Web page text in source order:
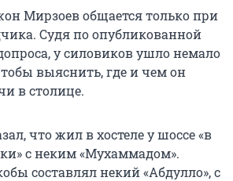
Мирзоев общается только при
Судя по опубликованной
у силовиков ушло немало
выяснить, где и чем он
в столице.
что жил в хостеле у шоссе «в
с неким «Мухаммадом».
составлял некий «Абдулло», с